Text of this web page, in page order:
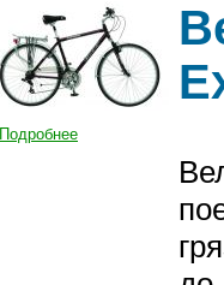
Подробнее